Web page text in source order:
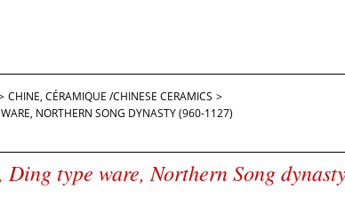
CHINE, CÉRAMIQUE /CHINESE CERAMICS >
NORTHERN SONG DYNASTY (960-1127)
Ding type ware, Northern Song